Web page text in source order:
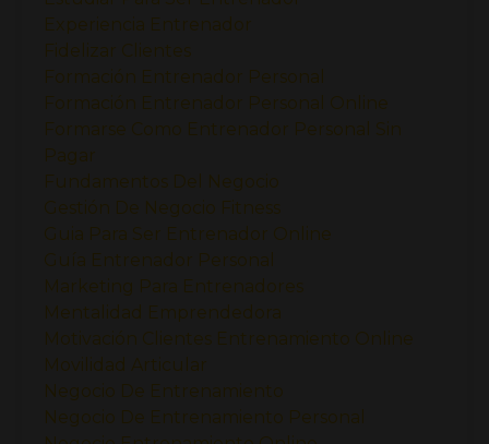
Experiencia Entrenador
Fidelizar Clientes
Formación Entrenador Personal
Formación Entrenador Personal Online
Formarse Como Entrenador Personal Sin
Pagar
Fundamentos Del Negocio
Gestión De Negocio Fitness
Guia Para Ser Entrenador Online
Guía Entrenador Personal
Marketing Para Entrenadores
Mentalidad Emprendedora
Motivación Clientes Entrenamiento Online
Movilidad Articular
Negocio De Entrenamiento
Negocio De Entrenamiento Personal